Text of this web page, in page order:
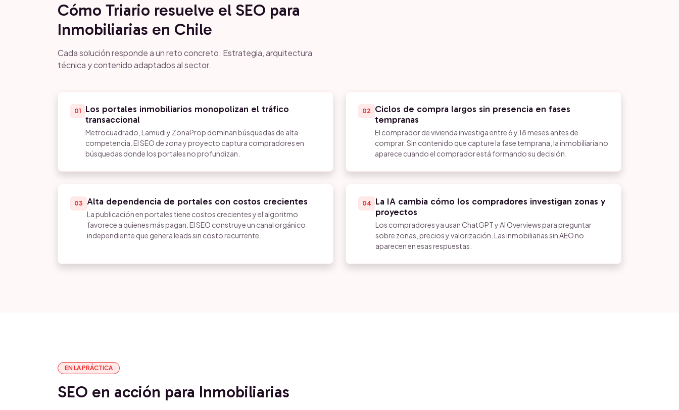
Cómo Triario resuelve el SEO para
Inmobiliarias en Chile
Cada solución responde a un reto concreto. Estrategia, arquitectura
técnica y contenido adaptados al sector.
01
Los portales inmobiliarios monopolizan el tráfico
transaccional
Metrocuadrado, Lamudi y ZonaProp dominan búsquedas de alta
competencia. El SEO de zona y proyecto captura compradores en
búsquedas donde los portales no profundizan.
02
Ciclos de compra largos sin presencia en fases
tempranas
El comprador de vivienda investiga entre 6 y 18 meses antes de
comprar. Sin contenido que capture la fase temprana, la inmobiliaria no
aparece cuando el comprador está formando su decisión.
03 Alta dependencia de portales con costos crecientes
La publicación en portales tiene costos crecientes y el algoritmo
favorece a quienes más pagan. El SEO construye un canal orgánico
independiente que genera leads sin costo recurrente.
04
La IA cambia cómo los compradores investigan zonas y
proyectos
Los compradores ya usan ChatGPT y AI Overviews para preguntar
sobre zonas, precios y valorización. Las inmobiliarias sin AEO no
aparecen en esas respuestas.
EN LA PRÁCTICA
SEO en acción para Inmobiliarias